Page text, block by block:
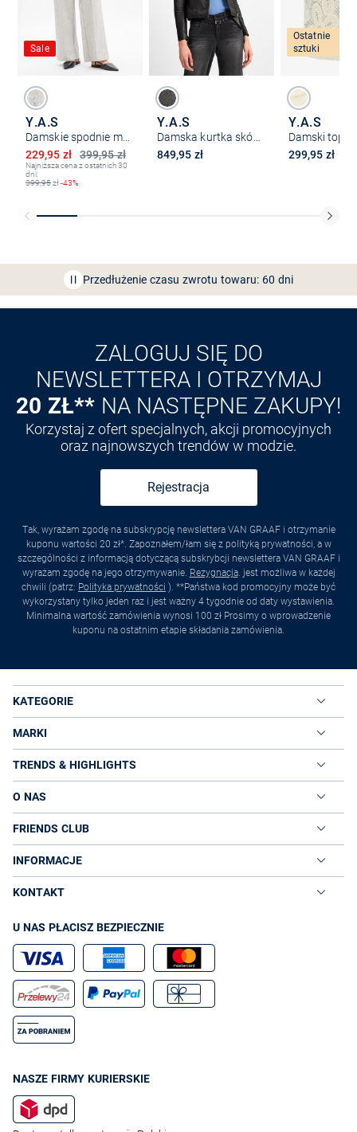
Sale
Y.A.S
Damskie spodnie materiałowe z zawartością lnu - YASRiu
399,95 zł
Obniżona cena
229,95 zł
Najniższa cena z ostatnich 30
dni:
399,95zł-43%
Y.A.S
849,95 zł
Ostatnie
sztuki
Y.A.S
299,95 zł
Przedłużenie czasu zwrotu towaru: 60 dni
Odkryj aplikację VANGRAAF
ZALOGUJ SIĘ DO
NEWSLETTERA I OTRZYMAJ
20 ZŁ** NA NASTĘPNE ZAKUPY!
Korzystaj z ofert specjalnych, akcji promocyjnych
oraz najnowszych trendów w modzie.
Rejestracja
Tak, wyrażam zgodę na subskrypcję newslettera VAN GRAAF i otrzymanie
kuponu wartości 20 zł*. Zapoznałem/łam się z polityką prywatności, a w
szczególności z informacją dotyczącą subskrybcji newslettera VAN GRAAF i
wyrażam zgodę na jego otrzymywanie. Rezygnacja. jest możliwa w każdej
chwili (patrz: Polityka prywatności ). **Państwa kod promocyjny może być
wykorzystany tylko jeden raz i jest ważny 4 tygodnie od daty wystawienia.
Minimalna wartość zamówienia wynosi 100 zł Prosimy o wprowadzenie
kuponu na ostatnim etapie składania zamówienia.
KATEGORIE
MARKI
TRENDS & HIGHLIGHTS
O NAS
FRIENDS CLUB
INFORMACJE
KONTAKT
U NAS PŁACISZ BEZPIECZNIE
NASZE FIRMY KURIERSKIE